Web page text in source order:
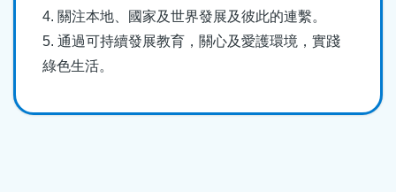
4. 關注本地、國家及世界發展及彼此的連繫。
5. 通過可持續發展教育，關心及愛護環境，實踐
綠色生活。